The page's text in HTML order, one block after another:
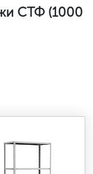
СТФ (1000